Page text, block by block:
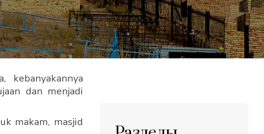
kebanyakannya
dan menjadi
makam, masjid